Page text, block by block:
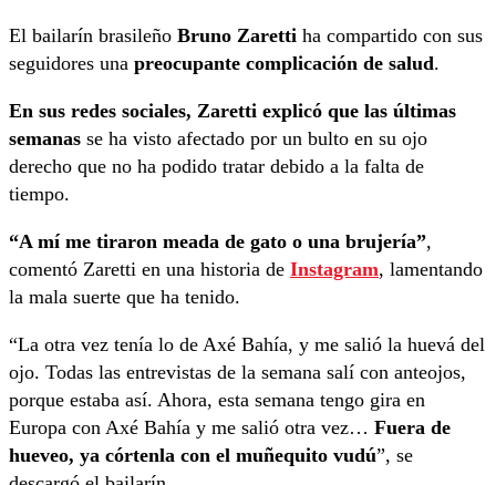
El bailarín brasileño Bruno Zaretti ha compartido con sus
seguidores una preocupante complicación de salud.
En sus redes sociales, Zaretti explicó que las últimas
semanas se ha visto afectado por un bulto en su ojo
derecho que no ha podido tratar debido a la falta de
tiempo.
“A mí me tiraron meada de gato o una brujería”,
comentó Zaretti en una historia de Instagram, lamentando
la mala suerte que ha tenido.
“La otra vez tenía lo de Axé Bahía, y me salió la huevá del
ojo. Todas las entrevistas de la semana salí con anteojos,
porque estaba así. Ahora, esta semana tengo gira en
Europa con Axé Bahía y me salió otra vez… Fuera de
hueveo, ya córtenla con el muñequito vudú”, se